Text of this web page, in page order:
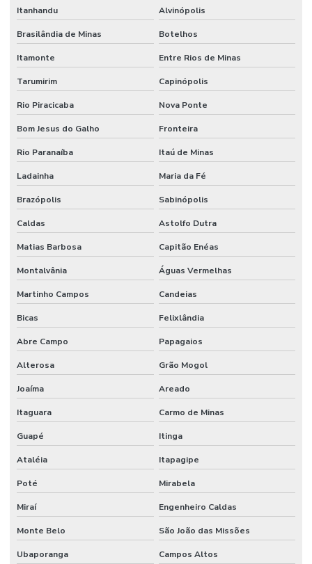
Itanhandu Alvinópolis
Brasilândia de Minas Botelhos
Itamonte Entre Rios de Minas
Tarumirim Capinópolis
Rio Piracicaba Nova Ponte
Bom Jesus do Galho Fronteira
Rio Paranaíba Itaú de Minas
Ladainha Maria da Fé
Brazópolis Sabinópolis
Caldas Astolfo Dutra
Matias Barbosa Capitão Enéas
Montalvânia Águas Vermelhas
Martinho Campos Candeias
Bicas Felixlândia
Abre Campo Papagaios
Alterosa Grão Mogol
Joaíma Areado
Itaguara Carmo de Minas
Guapé Itinga
Ataléia Itapagipe
Poté Mirabela
Miraí Engenheiro Caldas
Monte Belo São João das Missões
Ubaporanga Campos Altos